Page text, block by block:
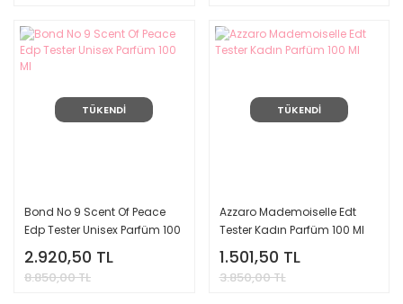
TÜKENDİ
Bond No 9 Scent Of Peace
Edp Tester Unisex Parfüm 100
Ml
2.920,50 TL
8.850,00 TL
TÜKENDİ
Azzaro Mademoiselle Edt
Tester Kadın Parfüm 100 Ml
1.501,50 TL
3.850,00 TL